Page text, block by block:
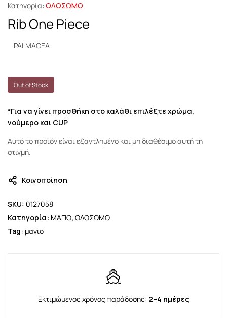
Κατηγορία: ΟΛΟΣΩΜΟ
Rib One Piece
PALMACEA
Out of Stock
*Για να γίνει προσθήκη στο καλάθι επιλέξτε χρώμα,
νούμερο και CUP
Αυτό το προϊόν είναι εξαντλημένο και μη διαθέσιμο αυτή τη
στιγμή.
Κοινοποίηση
SKU: 0127058
Κατηγορία: ΜΑΓΙΟ, ΟΛΟΣΩΜΟ
Tag: μαγιο
Εκτιμώμενος χρόνος παράδοσης: 2–4 ημέρες